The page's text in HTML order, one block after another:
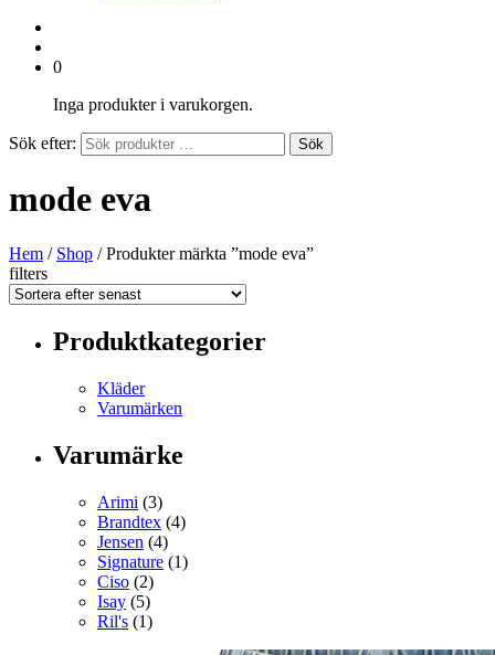
0
Inga produkter i varukorgen.
Sök efter: Sök
mode eva
Hem / Shop / Produkter märkta ”mode eva”
filters
Produktkategorier
Kläder
Varumärken
Varumärke
Arimi (3)
Brandtex (4)
Jensen (4)
Signature (1)
Ciso (2)
Isay (5)
Ril's (1)